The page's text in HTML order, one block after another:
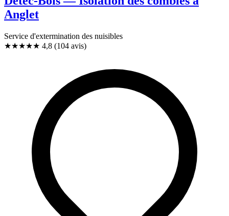
Anglet
Service d'extermination des nuisibles
★★★★★ 4,8 (104 avis)